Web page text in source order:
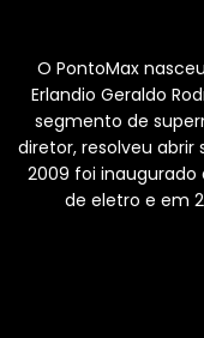
O PontoMax
Erlandio Geraldo
segmento de
diretor, resolveu abrir
2009 foi inaugurado
de eletro e em